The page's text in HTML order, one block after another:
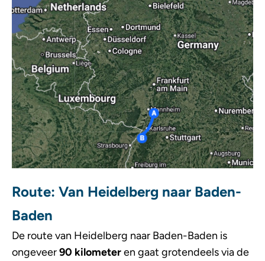
Route: Van Heidelberg naar Baden-
Baden​
De route van Heidelberg naar Baden-Baden is
ongeveer90 kilometeren gaat grotendeels via de